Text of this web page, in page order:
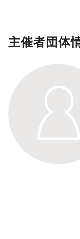
主催者団体